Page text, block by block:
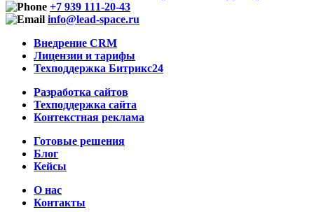
+7 939 111-20-43
info@lead-space.ru
Внедрение CRM
Лицензии и тарифы
Техподдержка Битрикс24
Разработка сайтов
Техподдержка сайта
Контекстная реклама
Готовые решения
Блог
Кейсы
О нас
Контакты